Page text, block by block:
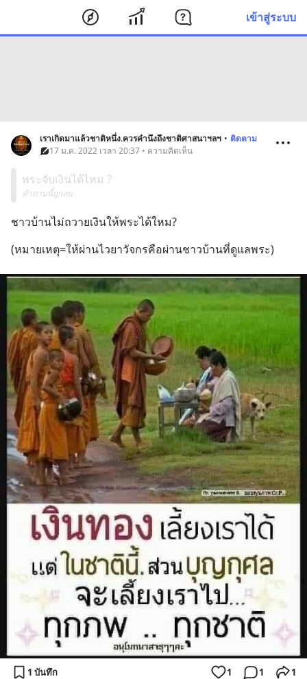
เข้าสู่ระบบ
เราเกิดมาแล้วชาติหนึ่ง.ควรคำนึงถึงชาติศาสนาฯลฯ • ติดตาม
17 ม.ค. 2022 เวลา 20:37 • ความคิดเห็น
พระจับเงินได้ไหม ?
คำถามนี้ถูกลบ
ชาวบ้านไม่ถวายเงินให้พระได้ใหม?
(หมายเหตุ=ให้ผ่านไวยาวัจกรคือผ่านชาวบ้านที่ดูแลพระ)
1 บันทึก 1 1 1